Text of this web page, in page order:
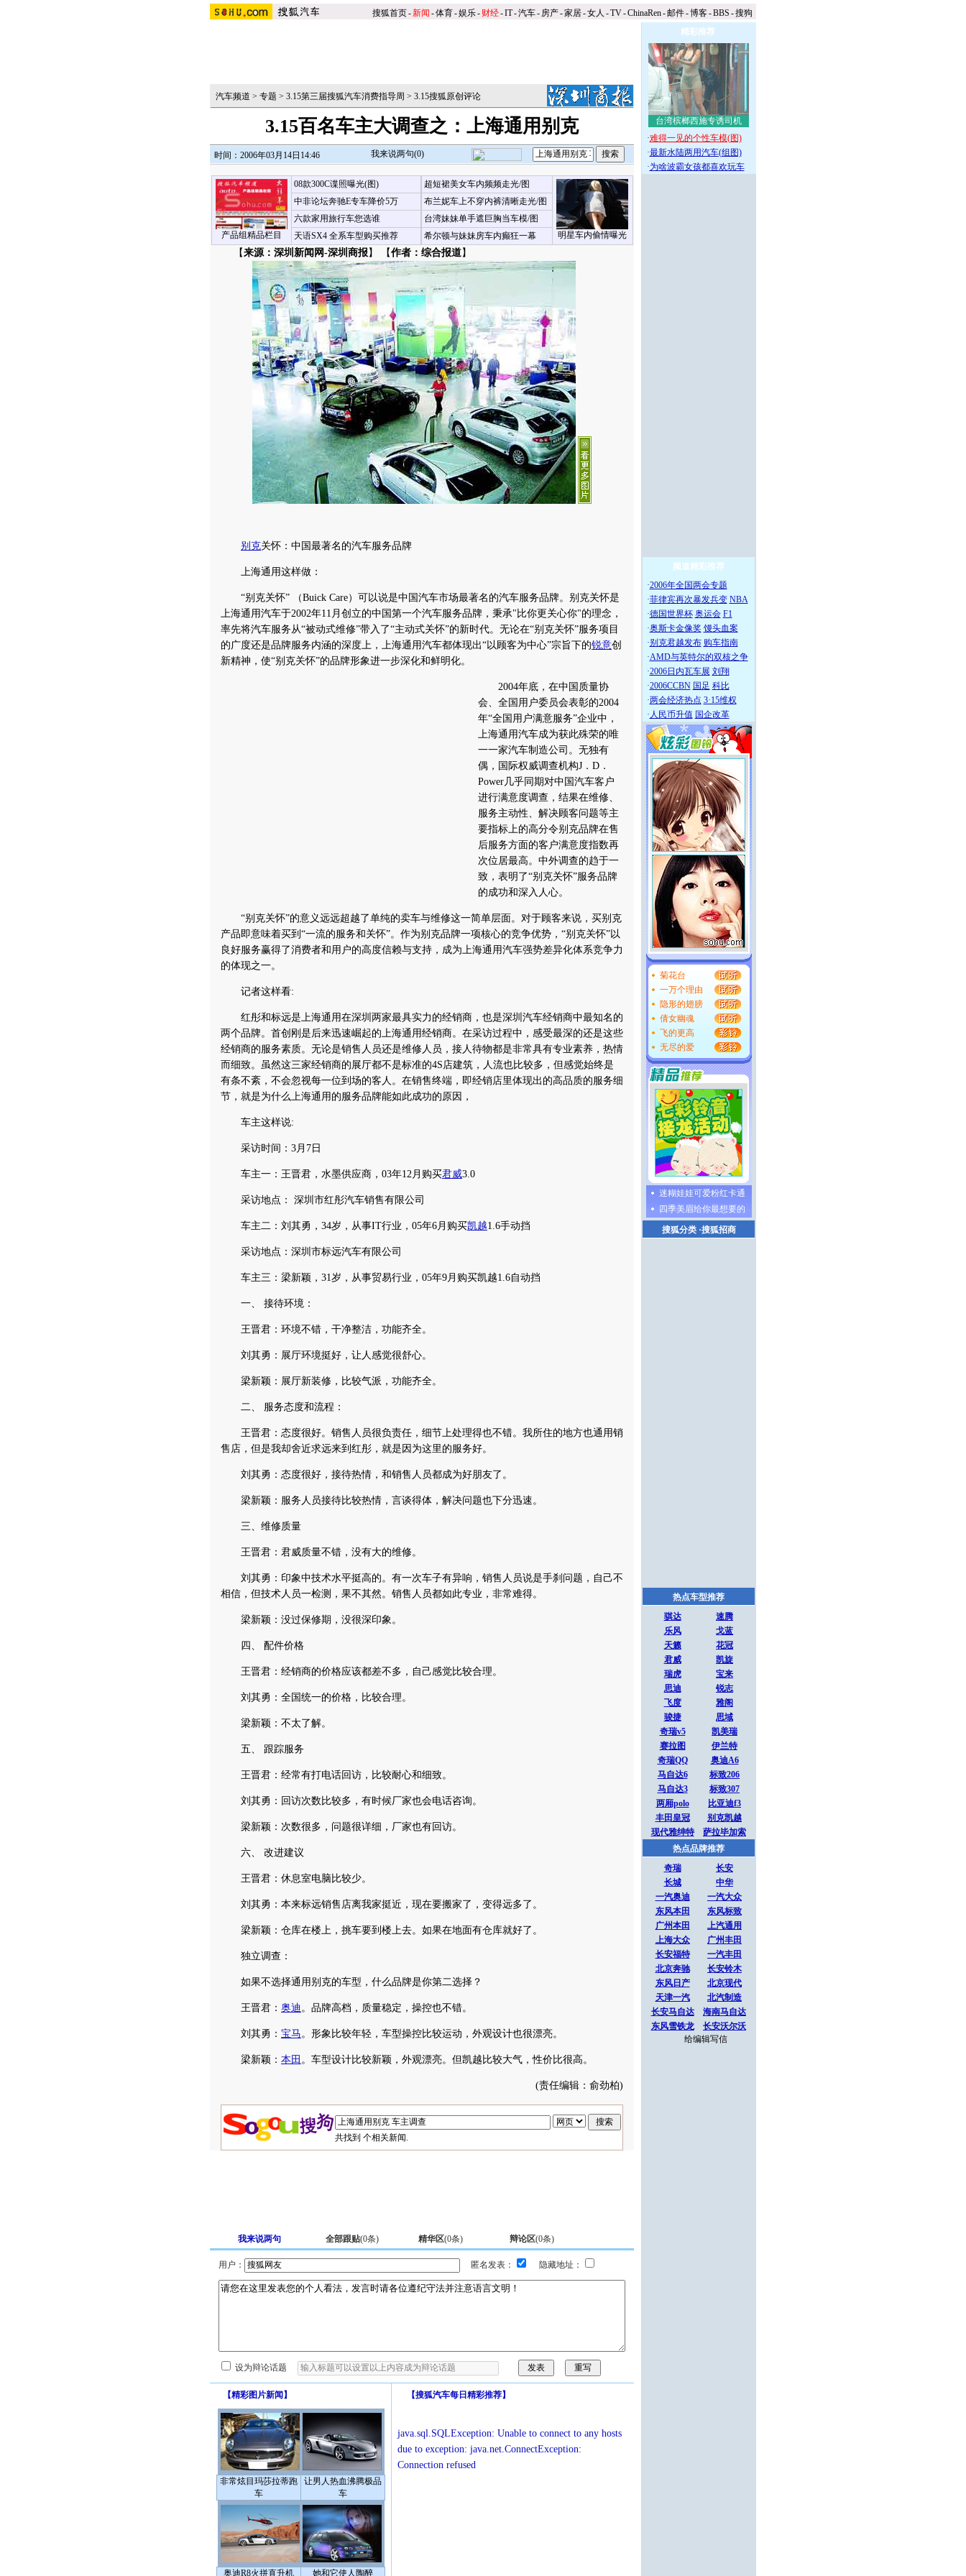
搜狐首页-新闻 -体育-娱乐- 财经-IT-汽车- 房产-家居-女人 -TV-ChinaRen-邮件-博客-BBS -搜狗
汽车频道 > 专题 > 3.15第三届搜狐汽车消费指导周 > 3.15搜狐原创评论
3.15百名车主大调查之：上海通用别克
时间：2006年03月14日14:46 我来说两句(0)
产品组精品栏目
08款300C谍照曝光(图)
中非论坛奔驰E专车降价5万
六款家用旅行车您选谁
天语SX4 全系车型购买推荐
超短裙美女车内频频走光/图
明星车内偷情曝光
布兰妮车上不穿内裤清晰走光/图
台湾妹妹单手遮巨胸当车模/图
希尔顿与妹妹房车内癫狂一幕
【来源：深圳新闻网-深圳商报】 【作者：综合报道】
别克关怀：中国最著名的汽车服务品牌
上海通用这样做：
“别克关怀” （Buick Care）可以说是中国汽车市场最著名的汽车服务品牌。别克关怀是
上海通用汽车于2002年11月创立的中国第一个汽车服务品牌，秉承"比你更关心你"的理念，
率先将汽车服务从“被动式维修”带入了“主动式关怀”的新时代。无论在“别克关怀”服务项目
的广度还是品牌服务内涵的深度上，上海通用汽车都体现出“以顾客为中心”宗旨下的锐意创
新精神，使“别克关怀”的品牌形象进一步深化和鲜明化。
2004年底，在中国质量协
会、全国用户委员会表彰的2004
年“全国用户满意服务”企业中，
上海通用汽车成为获此殊荣的唯
一一家汽车制造公司。无独有
偶，国际权威调查机构J．D．
Power几乎同期对中国汽车客户
进行满意度调查，结果在维修、
服务主动性、解决顾客问题等主
要指标上的高分令别克品牌在售
后服务方面的客户满意度指数再
次位居最高。中外调查的趋于一
致，表明了“别克关怀”服务品牌
的成功和深入人心。
“别克关怀”的意义远远超越了单纯的卖车与维修这一简单层面。对于顾客来说，买别克
产品即意味着买到“一流的服务和关怀”。作为别克品牌一项核心的竞争优势，“别克关怀”以
良好服务赢得了消费者和用户的高度信赖与支持，成为上海通用汽车强势差异化体系竞争力
的体现之一。
记者这样看:
红彤和标远是上海通用在深圳两家最具实力的经销商，也是深圳汽车经销商中最知名的
两个品牌。首创刚是后来迅速崛起的上海通用经销商。在采访过程中，感受最深的还是这些
经销商的服务素质。无论是销售人员还是维修人员，接人待物都是非常具有专业素养，热情
而细致。虽然这三家经销商的展厅都不是标准的4S店建筑，人流也比较多，但感觉始终是
有条不紊，不会忽视每一位到场的客人。在销售终端，即经销店里体现出的高品质的服务细
节，就是为什么上海通用的服务品牌能如此成功的原因，
车主这样说:
采访时间：3月7日
车主一：王晋君，水墨供应商，03年12月购买君威3.0
采访地点： 深圳市红彤汽车销售有限公司
车主二：刘其勇，34岁，从事IT行业，05年6月购买凯越1.6手动挡
采访地点：深圳市标远汽车有限公司
车主三：梁新颖，31岁，从事贸易行业，05年9月购买凯越1.6自动挡
一、 接待环境：
王晋君：环境不错，干净整洁，功能齐全。
刘其勇：展厅环境挺好，让人感觉很舒心。
梁新颖：展厅新装修，比较气派，功能齐全。
二、 服务态度和流程：
王晋君：态度很好。销售人员很负责任，细节上处理得也不错。我所住的地方也通用销
售店，但是我却舍近求远来到红彤，就是因为这里的服务好。
刘其勇：态度很好，接待热情，和销售人员都成为好朋友了。
梁新颖：服务人员接待比较热情，言谈得体，解决问题也下分迅速。
三、维修质量
王晋君：君威质量不错，没有大的维修。
刘其勇：印象中技术水平挺高的。有一次车子有异响，销售人员说是手刹问题，自己不
相信，但技术人员一检测，果不其然。销售人员都如此专业，非常难得。
梁新颖：没过保修期，没很深印象。
四、 配件价格
王晋君：经销商的价格应该都差不多，自己感觉比较合理。
刘其勇：全国统一的价格，比较合理。
梁新颖：不太了解。
五、 跟踪服务
王晋君：经常有打电话回访，比较耐心和细致。
刘其勇：回访次数比较多，有时候厂家也会电话咨询。
梁新颖：次数很多，问题很详细，厂家也有回访。
六、 改进建议
王晋君：休息室电脑比较少。
刘其勇：本来标远销售店离我家挺近，现在要搬家了，变得远多了。
梁新颖：仓库在楼上，挑车要到楼上去。如果在地面有仓库就好了。
独立调查：
如果不选择通用别克的车型，什么品牌是你第二选择？
王晋君： 奥迪。品牌高档，质量稳定，操控也不错。
刘其勇： 宝马。形象比较年轻，车型操控比较运动，外观设计也很漂亮。
梁新颖： 本田 。车型设计比较新颖，外观漂亮。但凯越比较大气，性价比很高。
(责任编辑：俞劲柏)
共找到 个相关新闻.
我来说两句 全部跟贴(0条) 精华区(0条) 辩论区(0条)
用户： 匿名发表： 隐藏地址：
设为辩论话题
【精彩图片新闻 】
非常炫目玛莎拉蒂跑
车
让男人热血沸腾极品
车
奥迪R8火拼直升机 她和它使人陶醉
【搜狐汽车每日精彩推荐】
java.sql.SQLException: Unable to connect to any hosts
due to exception: java.net.ConnectException:
Connection refused
精彩推荐
台湾槟榔西施专诱司机
·难得一见的个性车模(图)
·最新水陆两用汽车(组图)
·为啥波霸女孩都喜欢玩车
频道精彩推荐
·2006年全国两会专题
·菲律宾再次暴发兵变 NBA
·德国世界杯 奥运会 F1
·奥斯卡金像奖 馒头血案
·别克君越发布 购车指南
·AMD与英特尔的双核之争
·2006日内瓦车展 刘翔
·2006CCBN 国足 科比
·两会经济热点 3·15维权
· 人民币升值 国企改革
菊花台
一万个理由
隐形的翅膀
倩女幽魂
飞的更高
无尽的爱
迷糊娃娃可爱粉红卡通
四季美眉给你最想要的
搜狐分类·搜狐招商
热点车型推荐
骐达
速腾
乐风
戈蓝
天籁
花冠
君威
凯旋
瑞虎
宝来
思迪
锐志
飞度
雅阁
骏捷
思域
奇瑞v5
凯美瑞
赛拉图
伊兰特
奇瑞QQ
奥迪A6
马自达6
标致206
马自达3
标致307
两厢polo
比亚迪f3
丰田皇冠
别克凯越
现代雅绅特
萨拉毕加索
热点品牌推荐
奇瑞
长安
长城
中华
一汽奥迪
一汽大众
东风本田
东风标致
广州本田
上汽通用
上海大众
广州丰田
长安福特
一汽丰田
北京奔驰
长安铃木
东风日产
北京现代
天津一汽
北汽制造
长安马自达
海南马自达
东风雪铁龙
长安沃尔沃
给编辑写信